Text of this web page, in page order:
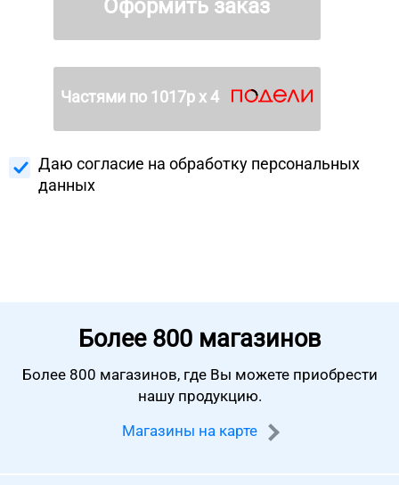
Оформить заказ
Частями по 1017р х 4
Даю согласие на обработку персональных
данных
Более 800 магазинов
Более 800 магазинов, где Вы можете приобрести
нашу продукцию.
Магазины на карте